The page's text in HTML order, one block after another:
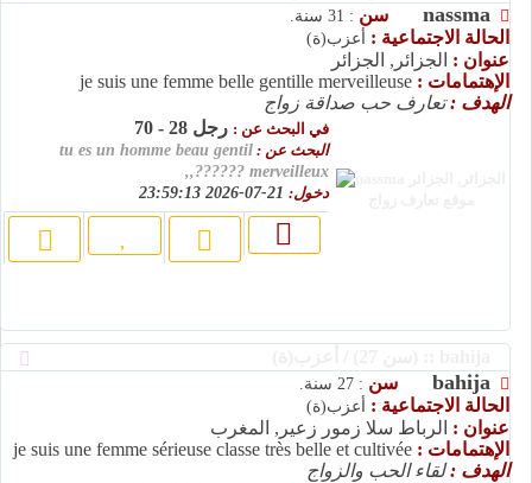
nassma سن : 31 سنة.
الحالة الاجتماعية : أعزب(ة)
عنوان : الجزائر, الجزائر
الإهتمامات : je suis une femme belle gentille merveilleuse
الهدف :تعارف حب صداقة زواج
في البحث عن : رجل 28 - 70
البحث عن : tu es un homme beau gentil
merveilleux ??????,,
دخول:
bahija سن : 27 سنة.
الحالة الاجتماعية : أعزب(ة)
عنوان : الرباط سلا زمور زعير, المغرب
الإهتمامات : je suis une femme sérieuse classe très belle et cultivée
الهدف :لقاء الحب والزواج